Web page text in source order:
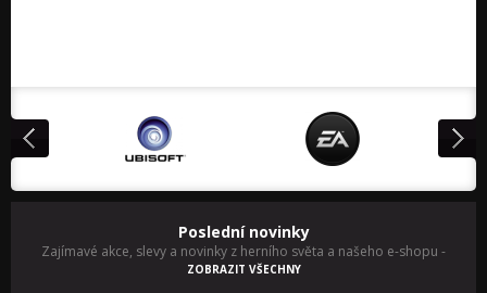
Poslední novinky
Zajímavé akce, slevy a novinky z herního světa a našeho e-shopu -
ZOBRAZIT VŠECHNY